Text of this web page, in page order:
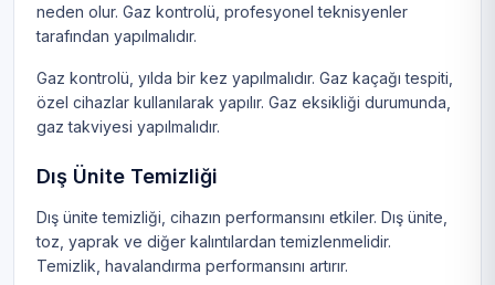
neden olur. Gaz kontrolü, profesyonel teknisyenler
tarafından yapılmalıdır.
Gaz kontrolü, yılda bir kez yapılmalıdır. Gaz kaçağı tespiti,
özel cihazlar kullanılarak yapılır. Gaz eksikliği durumunda,
gaz takviyesi yapılmalıdır.
Dış Ünite Temizliği
Dış ünite temizliği, cihazın performansını etkiler. Dış ünite,
toz, yaprak ve diğer kalıntılardan temizlenmelidir.
Temizlik, havalandırma performansını artırır.